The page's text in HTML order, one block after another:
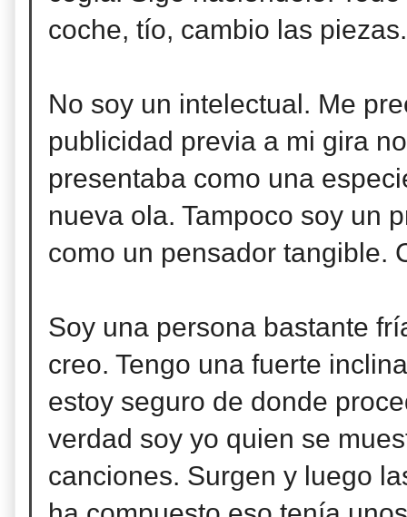
coche, tío, cambio las
No soy un intelectual. Me
publicidad previa a mi gira
presentaba como una
nueva ola. Tampoco soy un
como un pensador tangible.
Soy una persona bastante
creo. Tengo una fuerte
estoy seguro de donde
verdad soy yo quien se
canciones. Surgen y luego